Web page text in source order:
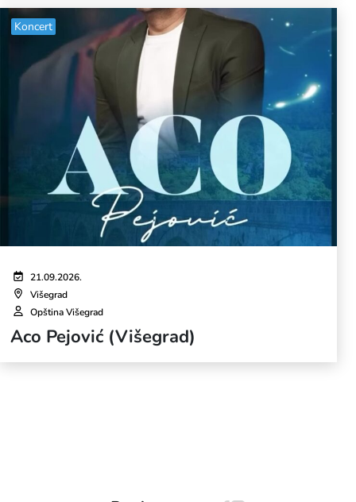
Koncert
21.09.2026.
Višegrad
Opština Višegrad
Aco Pejović (Višegrad)